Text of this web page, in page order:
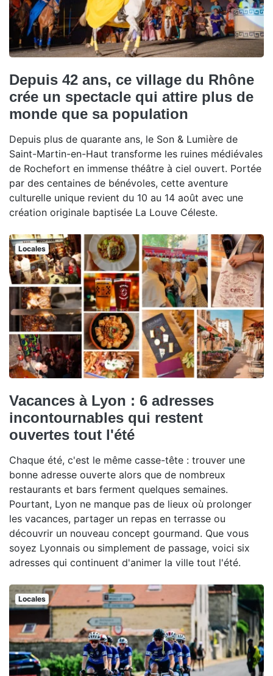
Depuis 42 ans, ce village du Rhône
crée un spectacle qui attire plus de
monde que sa population
Depuis plus de quarante ans, le Son & Lumière de
Saint-Martin-en-Haut transforme les ruines médiévales
de Rochefort en immense théâtre à ciel ouvert. Portée
par des centaines de bénévoles, cette aventure
culturelle unique revient du 10 au 14 août avec une
création originale baptisée La Louve Céleste.
Locales
Vacances à Lyon : 6 adresses
incontournables qui restent
ouvertes tout l'été
Chaque été, c'est le même casse-tête : trouver une
bonne adresse ouverte alors que de nombreux
restaurants et bars ferment quelques semaines.
Pourtant, Lyon ne manque pas de lieux où prolonger
les vacances, partager un repas en terrasse ou
découvrir un nouveau concept gourmand. Que vous
soyez Lyonnais ou simplement de passage, voici six
adresses qui continuent d'animer la ville tout l'été.
Locales